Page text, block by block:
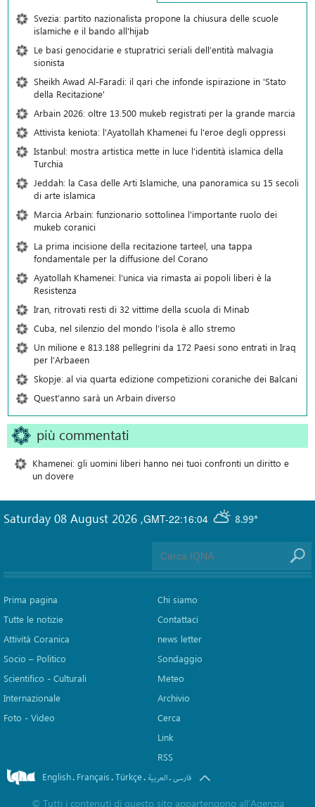
Svezia: partito nazionalista propone la chiusura delle scuole
islamiche e il bando all'hijab
Le basi genocidarie e stupratrici seriali dell’entità malvagia
sionista
Sheikh Awad Al-Faradi: il qari che infonde ispirazione in 'Stato
della Recitazione'
Arbain 2026: oltre 13.500 mukeb registrati per la grande marcia
Attivista keniota: l'Ayatollah Khamenei fu l'eroe degli oppressi
Istanbul: mostra artistica mette in luce l'identità islamica della
Turchia
Jeddah: la Casa delle Arti Islamiche, una panoramica su 15 secoli
di arte islamica
Marcia Arbain: funzionario sottolinea l'importante ruolo dei
mukeb coranici
La prima incisione della recitazione tarteel, una tappa
fondamentale per la diffusione del Corano
Ayatollah Khamenei: l’unica via rimasta ai popoli liberi è la
Resistenza
Iran, ritrovati resti di 32 vittime della scuola di Minab
Cuba, nel silenzio del mondo l’isola è allo stremo
Un milione e 813.188 pellegrini da 172 Paesi sono entrati in Iraq
per l’Arbaeen
Skopje: al via quarta edizione competizioni coraniche dei Balcani
Quest’anno sarà un Arbain diverso
più commentati
Khamenei: gli uomini liberi hanno nei tuoi confronti un diritto e
un dovere
GMT-22:16:04 8.99°
Saturday 08 August 2026 ,
Prima pagina
Tutte le notizie
Attività Coranica
Socio – Politico
Scientifico - Culturali
Internazionale
Foto - Video
Chi siamo
Contattaci
news letter
Sondaggio
Meteo
Archivio
Cerca
Link
RSS
English. Français.Türkçe. العربیة.فارسی
© Tutti i contenuti di questo sito appartengono all'Agenzia